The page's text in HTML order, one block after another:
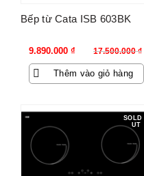
Bếp từ Cata ISB 603BK
17.500.000₫
Giá
gốc
là:
9.890.000 ₫
Giá
hiện
tại
Thêm vào giỏ hàng
SOLD
UT